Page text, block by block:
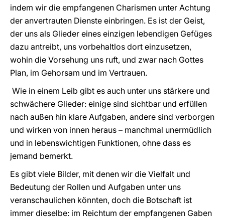
indem wir die empfangenen Charismen unter Achtung
der anvertrauten Dienste einbringen. Es ist der Geist,
der uns als Glieder eines einzigen lebendigen Gefüges
dazu antreibt, uns vorbehaltlos dort einzusetzen,
wohin die Vorsehung uns ruft, und zwar nach Gottes
Plan, im Gehorsam und im Vertrauen.
Wie in einem Leib gibt es auch unter uns stärkere und
schwächere Glieder: einige sind sichtbar und erfüllen
nach außen hin klare Aufgaben, andere sind verborgen
und wirken von innen heraus – manchmal unermüdlich
und in lebenswichtigen Funktionen, ohne dass es
jemand bemerkt.
Es gibt viele Bilder, mit denen wir die Vielfalt und
Bedeutung der Rollen und Aufgaben unter uns
veranschaulichen könnten, doch die Botschaft ist
immer dieselbe: im Reichtum der empfangenen Gaben